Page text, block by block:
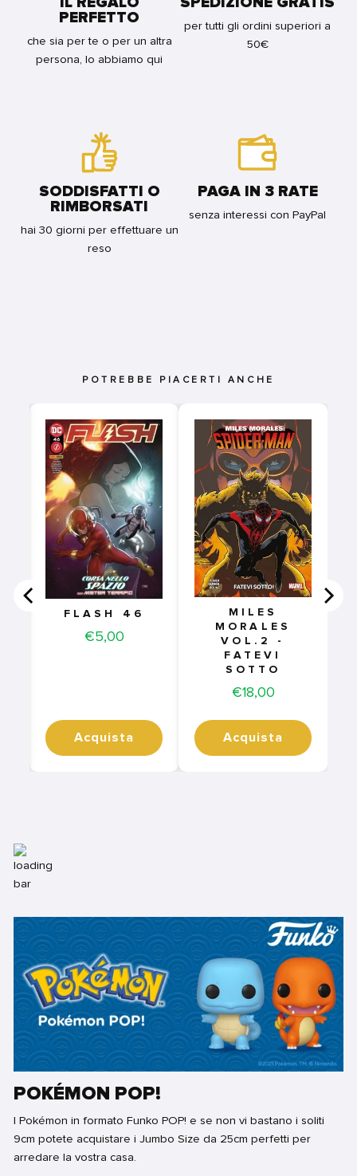
BUNDLEPERFETTO
che sia per te o per un altra
persona, lo abbiamo qui
per tutti gli ordini superiori a
50€
SODDISFATTI O
RIMBORSATI
hai 30 giorni per effettuare un
reso
PAGA IN 3 RATE
senza interessi con PayPal
POTREBBE PIACERTI ANCHE
FLASH 46
Price
€5,00
Acquista
MILES
MORALES
VOL.2 -
FATEVI
SOTTO
Price
€18,00
Acquista
POKÉMON POP!
I Pokémon in formato Funko POP! e se non vi bastano i soliti
9cm potete acquistare i Jumbo Size da 25cm perfetti per
arredare la vostra casa.